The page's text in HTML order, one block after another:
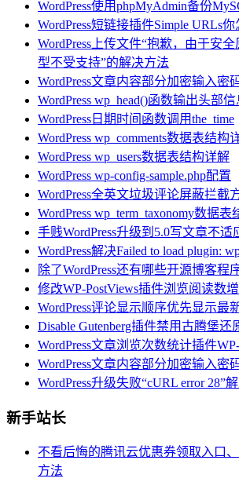
WordPress使用phpMyAdmin备份
WordPress短链接插件Simple URLs你
WordPress上传文件“抱歉，由于安
型不受支持”的解决方法
WordPress文章内容部分加密输入密
WordPress wp_head()函数输出头部信
WordPress日期时间函数调用the_time
WordPress wp_comments数据表结构
WordPress wp_users数据表结构详解
WordPress wp-config-sample.php配置
WordPress全英文垃圾评论屏蔽拦截
WordPress wp_term_taxonomy数据表
手贱WordPress升级到5.0写文章不
WordPress解决Failed to load plugin:
除了WordPress还有哪些开源博客程序
修改WP-PostViews插件浏览阅读数
WordPress评论显示顺序优先显示最
Disable Gutenberg插件禁用古腾堡还
WordPress文章浏览次数统计插件
WordPress文章内容部分加密输入密
WordPress升级失败“cURL error 28”
新手站长
不看后悔的腾讯云优惠券领取入口
方法